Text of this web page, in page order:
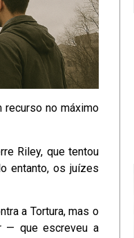
recurso no máximo
Riley, que tentou
entanto, os juízes
a Tortura, mas o
— que escreveu a